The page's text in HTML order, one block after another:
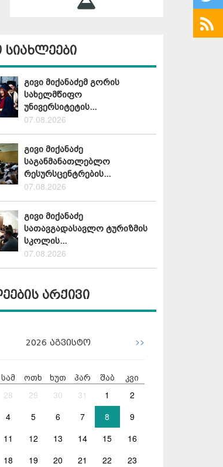
გივი მიქანაძემ გორის
სახელმწიფო
უნივერსიტეტის...
07.08.2026
გივი მიქანაძე
საგანმანათლებლო
რესურსცენტრების...
07.08.2026
გივი მიქანაძე
სათავგადასავლო ტურიზმის
სკოლის...
07.08.2026
არქივი
2026 აგვისტო >>
სამ ოთხ ხუთ პარ შაბ კვი
28 29 30 31 1
2
4 5 6 7 8
9
11 12 13 14 15
16
18 19 20 21 22
23